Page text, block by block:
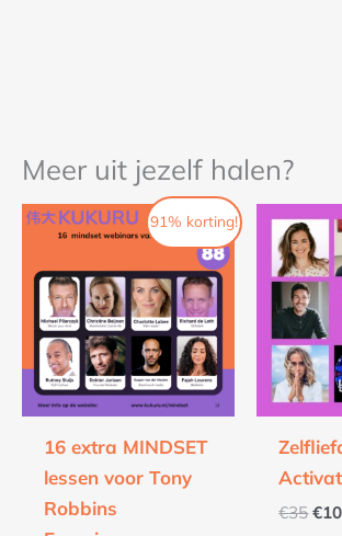
Meer uit jezelf halen?
91% korting!
16 extra MINDSET
lessen voor Tony
Robbins
Oorspronkelijke
prijs
€88.
Huidige
prijs
€8.
€35 €10